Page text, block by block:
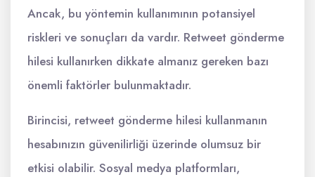
Ancak, bu yöntemin kullanımının potansiyel
riskleri ve sonuçları da vardır. Retweet gönderme
hilesi kullanırken dikkate almanız gereken bazı
önemli faktörler bulunmaktadır.
Birincisi, retweet gönderme hilesi kullanmanın
hesabınızın güvenilirliği üzerinde olumsuz bir
etkisi olabilir. Sosyal medya platformları,